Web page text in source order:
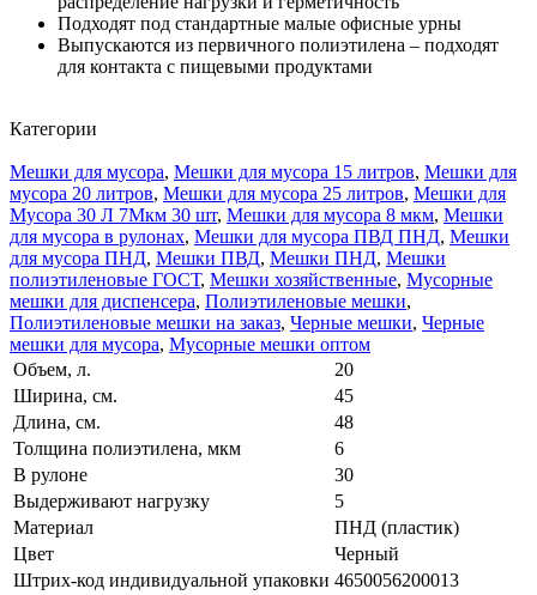
Подходят под стандартные малые офисные урны
Выпускаются из первичного полиэтилена – подходят
для контакта с пищевыми продуктами
Категории
Мешки для мусора, Мешки для мусора 15 литров, Мешки для
мусора 20 литров, Мешки для мусора 25 литров, Мешки для
Мусора 30 Л 7Мкм 30 шт, Мешки для мусора 8 мкм, Мешки
для мусора в рулонах, Мешки для мусора ПВД ПНД, Мешки
для мусора ПНД, Мешки ПВД, Мешки ПНД, Мешки
полиэтиленовые ГОСТ, Мешки хозяйственные, Мусорные
мешки для диспенсера, Полиэтиленовые мешки,
Полиэтиленовые мешки на заказ, Черные мешки, Черные
мешки для мусора, Мусорные мешки оптом
Объем, л.
20
Ширина, см.
45
Длина, см.
48
Толщина полиэтилена, мкм
6
В рулоне
30
Выдерживают нагрузку
5
Материал
ПНД (пластик)
Цвет
Черный
Штрих-код индивидуальной упаковки 4650056200013